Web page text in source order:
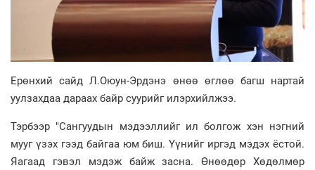
Ерөнхий сайд Л.Оюун-Эрдэнэ өнөө өглөө багш нартай
уулзахдаа дараах байр суурийг илэрхийлжээ.
Тэрбээр "Сангуудын мэдээллийг ил болгож хэн нэгний
мууг үзэх гээд байгаа юм биш. Үүнийг иргэд мэдэх ёстой.
Яагаад гэвэл мэдэж байж засна. Өнөөдөр Хөдөлмөр